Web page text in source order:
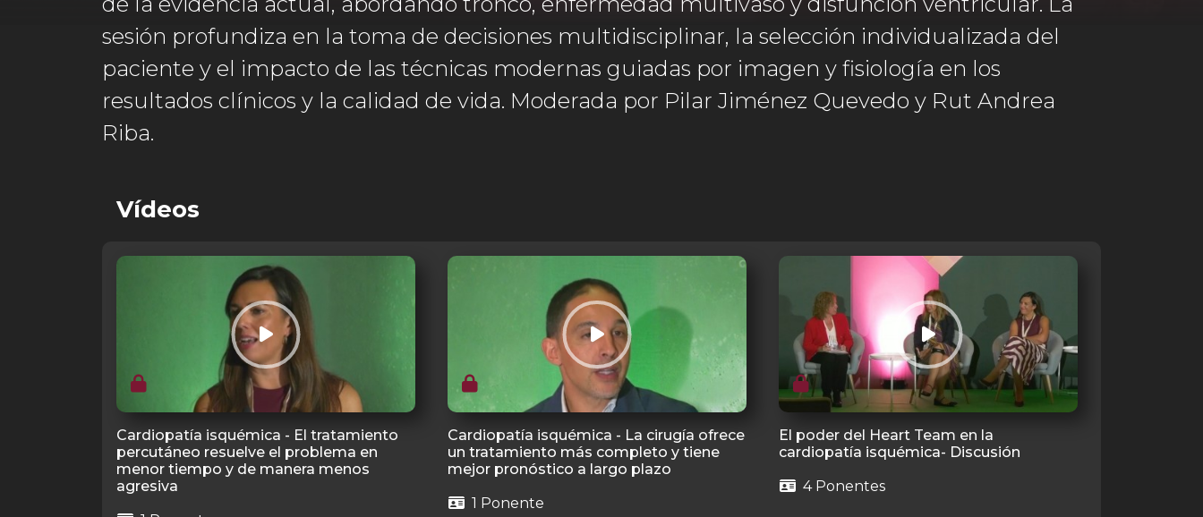
sesión profundiza en la toma de decisiones multidisciplinar, la selección individualizada del
paciente y el impacto de las técnicas modernas guiadas por imagen y fisiología en los
resultados clínicos y la calidad de vida. Moderada por Pilar Jiménez Quevedo y Rut Andrea
Riba.
Vídeos
Cardiopatía isquémica - El tratamiento
percutáneo resuelve el problema en
menor tiempo y de manera menos
agresiva
Cardiopatía isquémica - La cirugía ofrece
un tratamiento más completo y tiene
mejor pronóstico a largo plazo
1 Ponente
El poder del Heart Team en la
cardiopatía isquémica- Discusión
4 Ponentes